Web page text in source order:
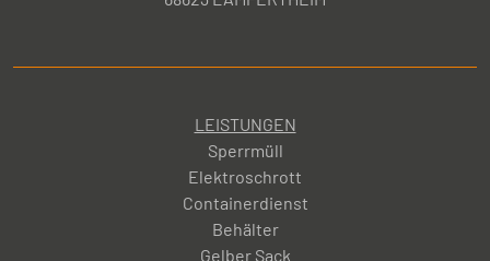
LEISTUNGEN
Sperrmüll
Elektroschrott
Containerdienst
Behälter
Gelber Sack